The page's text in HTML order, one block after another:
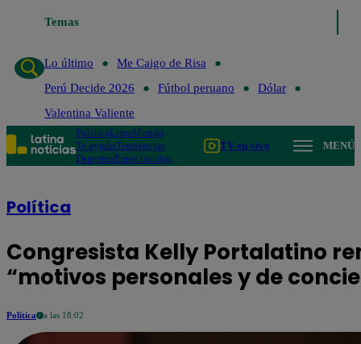
Temas
Lo último
Me Caigo de Risa
Perú Decide 2026
Fútbol peruano
Dólar
Valentina Valiente
PolíticaLimaMundo
Te ayudoTendencias
DeportesEspectáculos
TV en vivo MENÚ
Política
Congresista Kelly Portalatino
“motivos personales y de
Política a las 18:02